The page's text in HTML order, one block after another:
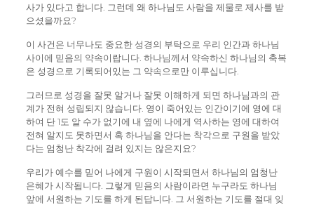
사가 있다고 합니다. 그런데 왜 하나님도 사람을 제물로 제사를 받
으셨을까요?
이 사건은 너무나도 중요한 성경의 부탁으로 우리 인간과 하나님
사이에 믿음의 약속이랍니다. 하나님께서 약속하신 하나님의 축복
은 성경으로 기록되어있는 그 약속으로만 이루십니다.
그러므로 성경을 잘못 알거나 잘못 이해하게 되면 하나님과의 관
계가 전혀 성립되지 않습니다. 영이 죽어있는 인간이기에 영에 대
하여 단 1도 알 수가 없기에 내 옆에 나에게 역사하는 영에 대하여
전혀 알지도 못하면서 혹 하나님을 안다는 착각으로 구원을 받았
다는 엄청난 착각에 걸려 있지는 않은지요?
우리가 예수를 믿어 나에게 구원이 시작되면서 하나님의 엄청난
은혜가 시작됩니다. 그렇게 믿음의 사람이라면 누구라도 하나님
앞에 서원하는 기도를 하게 된답니다. 그 서원하는 기도를 절대 잊